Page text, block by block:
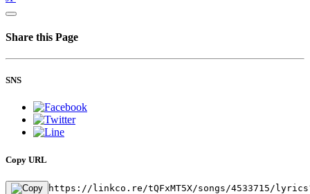
Share this Page
SNS
Copy URL
https://linkco.re/tQFxMT5X/songs/4533715/